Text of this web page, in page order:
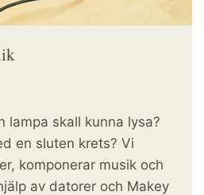
lampa skall kunna lysa?
en sluten krets? Vi
komponerar musik och
av datorer och Makey